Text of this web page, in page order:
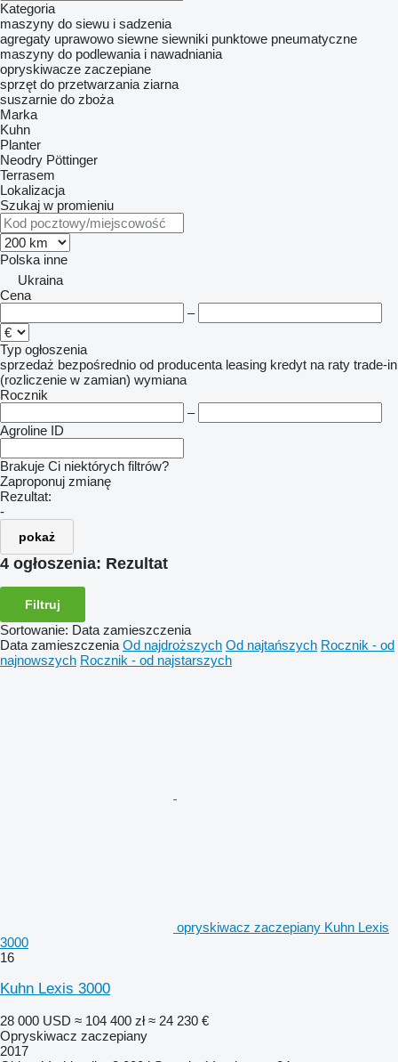
Kategoria
maszyny do siewu i sadzenia
agregaty uprawowo siewne siewniki punktowe pneumatyczne
maszyny do podlewania i nawadniania
opryskiwacze zaczepiane
sprzęt do przetwarzania ziarna
suszarnie do zboża
Marka
Kuhn
Planter
Neodry Pöttinger
Terrasem
Lokalizacja
Szukaj w promieniu
Polska inne
Ukraina
Cena
–
Typ ogłoszenia
sprzedaż bezpośrednio od producenta leasing kredyt na raty trade-in
(rozliczenie w zamian) wymiana
Rocznik
–
Agroline ID
Brakuje Ci niektórych filtrów?
Zaproponuj zmianę
Rezultat:
-
pokaż
4 ogłoszenia: Rezultat
Filtruj
Sortowanie: Data zamieszczenia
Data zamieszczenia Od najdroższych Od najtańszych Rocznik - od
najnowszych Rocznik - od najstarszych
opryskiwacz zaczepiany Kuhn Lexis
3000
16
Kuhn Lexis 3000
28 000 USD ≈ 104 400 zł ≈ 24 230 €
Opryskiwacz zaczepiany
2017